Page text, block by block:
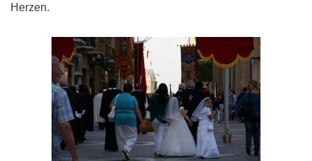
Herzen.